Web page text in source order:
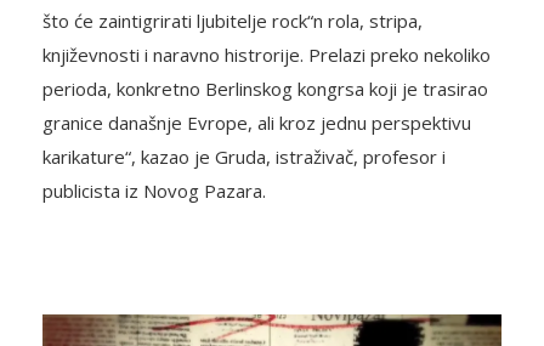
što će zaintigrirati ljubitelje rock“n rola, stripa,
književnosti i naravno histrorije. Prelazi preko nekoliko
perioda, konkretno Berlinskog kongrsa koji je trasirao
granice današnje Evrope, ali kroz jednu perspektivu
karikature“, kazao je Gruda, istraživač, profesor i
publicista iz Novog Pazara.